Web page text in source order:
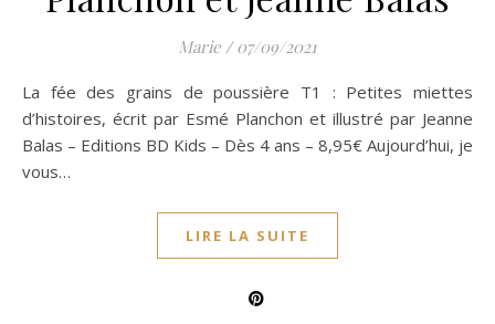
Marie / 07/09/2021
La fée des grains de poussière T1 : Petites miettes
d’histoires, écrit par Esmé Planchon et illustré par Jeanne
Balas – Editions BD Kids – Dès 4 ans – 8,95€ Aujourd’hui, je
vous…
LIRE LA SUITE